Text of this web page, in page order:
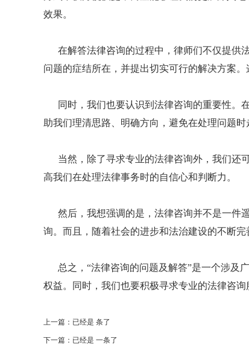
效果。
在解答法律咨询的过程中，律师们不仅提供
问题的症结所在，并提出切实可行的解决方案
同时，我们也要认识到法律咨询的重要性。
助我们理清思路、明确方向，避免在处理问题
当然，除了寻求专业的法律咨询外，我们还
高我们在处理法律事务时的自信心和判断力。
然后，我想强调的是，法律咨询并不是一件
询。而且，随着社会的进步和法治建设的不断
总之，“法律咨询的问题及解答”是一个涉及
权益。同时，我们也要积极寻求专业的法律咨
上一篇：已经是 条了
下一篇：已经是 一条了